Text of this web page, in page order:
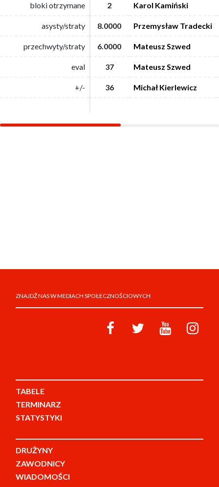
bloki otrzymane 2 Karol Kamiński
asysty/straty 8.0000 Przemysław Tradecki
przechwyty/straty 6.0000 Mateusz Szwed
eval 37 Mateusz Szwed
+/- 36 Michał Kierlewicz
bloki otrzymane 2 Karol Kamiński
asysty/straty 8.0000 Przemysław Tradecki
przechwyty/straty 6.0000 Mateusz Szwed
eval 37 Mateusz Szwed
+/- 36 Michał Kierlewicz
ZNAJDŹ NAS W MEDIACH SPOŁECZNOŚCIOWYCH
TABELE
TERMINARZ
STATYSTYKI
DRUŻYNY
ZAWODNICY
WIADOMOŚCI